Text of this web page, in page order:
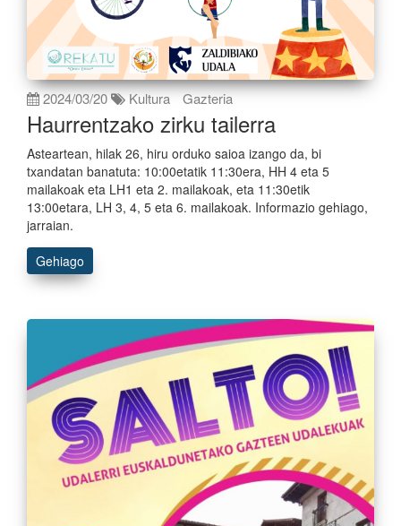
2024/03/20 Kultura Gazteria
Haurrentzako zirku tailerra
Asteartean, hilak 26, hiru orduko saioa izango da, bi
txandatan banatuta: 10:00etatik 11:30era, HH 4 eta 5
mailakoak eta LH1 eta 2. mailakoak, eta 11:30etik
13:00etara, LH 3, 4, 5 eta 6. mailakoak. Informazio gehiago,
jarraian.
Gehiago